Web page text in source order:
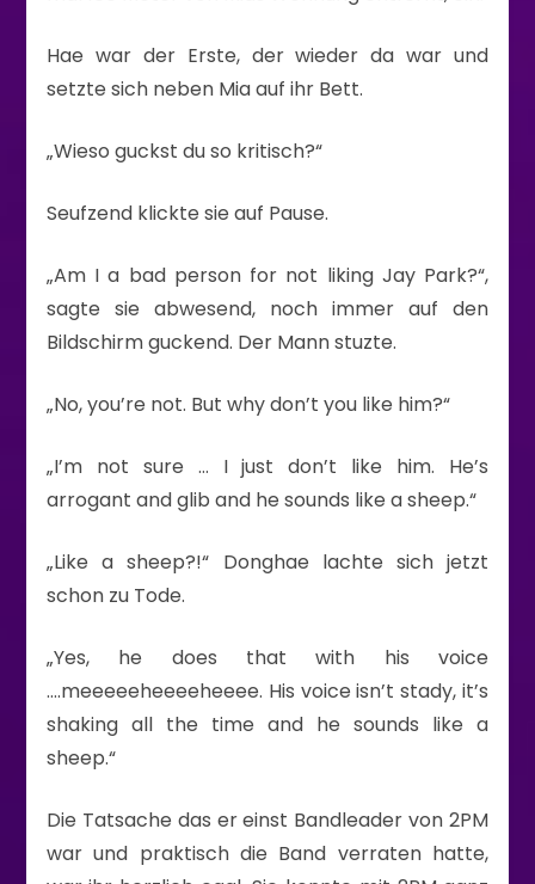
Hae war der Erste, der wieder da war und
setzte sich neben Mia auf ihr Bett.
„Wieso guckst du so kritisch?“
Seufzend klickte sie auf Pause.
„Am I a bad person for not liking Jay Park?“,
sagte sie abwesend, noch immer auf den
Bildschirm guckend. Der Mann stuzte.
„No, you’re not. But why don’t you like him?“
„I’m not sure … I just don’t like him. He’s
arrogant and glib and he sounds like a sheep.“
„Like a sheep?!“ Donghae lachte sich jetzt
schon zu Tode.
„Yes, he does that with his voice
….meeeeeheeeeheeee. His voice isn’t stady, it’s
shaking all the time and he sounds like a
sheep.“
Die Tatsache das er einst Bandleader von 2PM
war und praktisch die Band verraten hatte,